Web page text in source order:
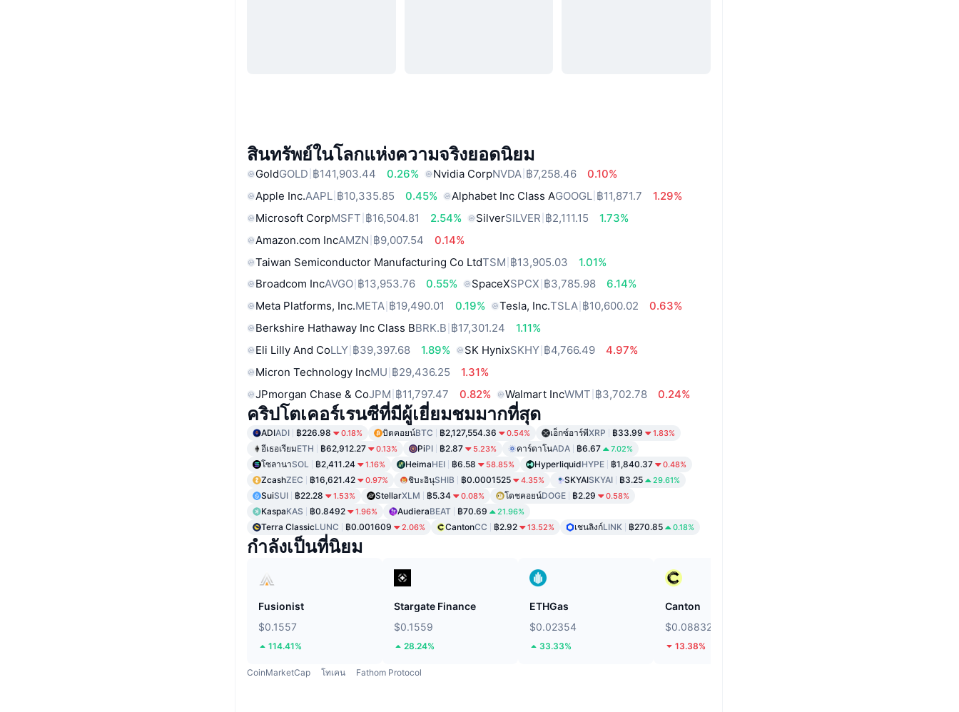
สินทรัพย์ในโลกแห่งความจริงยอดนิยม
GoldGOLD ฿141,903.44 0.26% Nvidia CorpNVDA ฿7,258.46
0.10%
Apple Inc.AAPL ฿10,335.85 0.45% Alphabet Inc Class AGOOGL ฿11,871.7
1.29%
Microsoft CorpMSFT ฿16,504.81 2.54% SilverSILVER ฿2,111.15
1.73%
Amazon.com IncAMZN ฿9,007.54
0.14%
Taiwan Semiconductor Manufacturing Co LtdTSM ฿13,905.03
1.01%
Broadcom IncAVGO ฿13,953.76 0.55% SpaceXSPCX ฿3,785.98
6.14%
Meta Platforms, Inc.META ฿19,490.01 0.19% Tesla, Inc.TSLA ฿10,600.02
0.63%
Berkshire Hathaway Inc Class BBRK.B ฿17,301.24
1.11%
Eli Lilly And CoLLY ฿39,397.68 1.89% SK HynixSKHY ฿4,766.49
4.97%
Micron Technology IncMU ฿29,436.25
1.31%
JPmorgan Chase & CoJPM ฿11,797.47 0.82% Walmart IncWMT ฿3,702.78 0.24%
คริปโตเคอร์เรนซีที่มีผู้เยี่ยมชมมากที่สุด
ADIADI ฿226.98 0.18% บิตคอยน์BTC ฿2,127,554.36 0.54% เอ็กซ์อาร์พีXRP ฿33.99 1.83%
อีเธอเรียมETH ฿62,912.27 0.13% PiPI ฿2.87 5.23% คาร์ดาโนADA ฿6.67 7.02%
โซลานาSOL ฿2,411.24 1.16% HeimaHEI ฿6.58 58.85% HyperliquidHYPE ฿1,840.37 0.48%
ZcashZEC ฿16,621.42 0.97% ชิบะอินุSHIB ฿0.0001525 4.35% SKYAISKYAI ฿3.25 29.61%
SuiSUI ฿22.28 1.53% StellarXLM ฿5.34 0.08% โดชคอยน์DOGE ฿2.29 0.58%
KaspaKAS ฿0.8492 1.96% AudieraBEAT ฿70.69 21.96%
Terra ClassicLUNC ฿0.001609 2.06% CantonCC ฿2.92 13.52% เชนลิงก์LINK ฿270.85 0.18%
กำลังเป็นที่นิยม
Fusionist
$0.1557
114.41%
Stargate Finance
$0.1559
28.24%
ETHGas
$0.02354
33.33%
Canton
$0.08832
13.38%
CoinMarketCap โทเคน Fathom Protocol